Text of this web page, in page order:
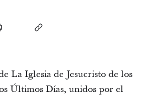
La Iglesia de Jesucristo de los
Últimos Días, unidos por el